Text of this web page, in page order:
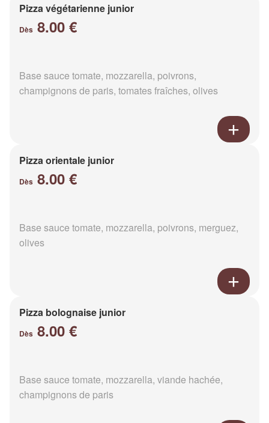
Pizza végétarienne junior
Dès 8.00 €
Base sauce tomate, mozzarella, poivrons,
champignons de paris, tomates fraîches, olives
Pizza orientale junior
Dès 8.00 €
Base sauce tomate, mozzarella, poivrons, merguez,
olives
Pizza bolognaise junior
Dès 8.00 €
Base sauce tomate, mozzarella, viande hachée,
champignons de paris